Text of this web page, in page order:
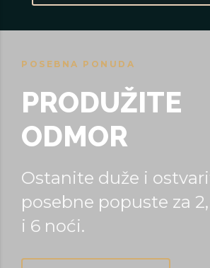
POSEBNA PONUDA
PRODUŽITE
ODMOR
Ostanite duže i
posebne popuste za
i 6 noći.